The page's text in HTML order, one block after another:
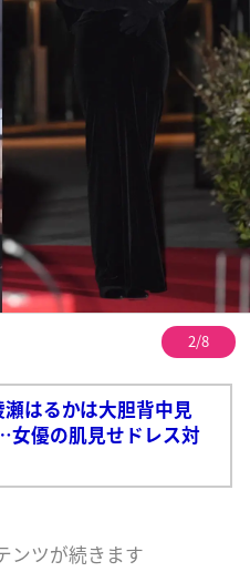
2/8
瀬はるかは大胆背中見
優の肌見せドレス対
ンツが続きます